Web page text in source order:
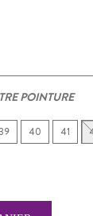
POINTURE
39 40 41